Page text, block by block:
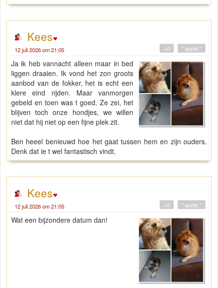
Kees
12 juli 2026 om 21:05 " quote "
+0
Ja ik heb vannacht alleen maar in bed
liggen draaien. Ik vond het zon groots
aanbod van de fokker, het is echt een
klere eind rijden. Maar vanmorgen
gebeld en toen was t goed. Ze zei, het
blijven toch onze hondjes, we willen
niet dat hij niet op een fijne plek zit.
Ben heeel benieuwd hoe het gaat tussen hem en zijn ouders.
Denk dat ie t wel fantastisch vindt.
Kees
12 juli 2026 om 21:05 " quote "
+0
Wat een bijzondere datum dan!